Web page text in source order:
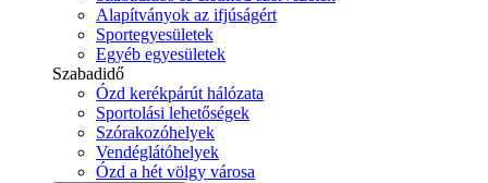
Alapítványok az ifjúságért
Sportegyesületek
Egyéb egyesületek
Szabadidő
Ózd kerékpárút hálózata
Sportolási lehetőségek
Szórakozóhelyek
Vendéglátóhelyek
Ózd a hét völgy városa